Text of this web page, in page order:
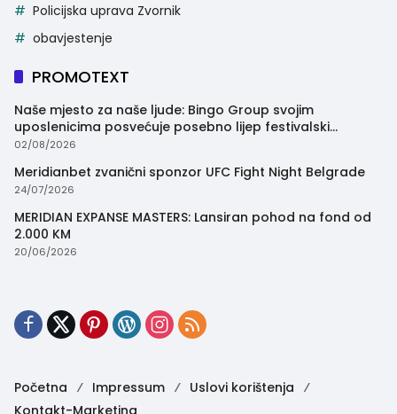
Policijska uprava Zvornik
obavjestenje
PROMOTEXT
Naše mjesto za naše ljude: Bingo Group svojim
uposlenicima posvećuje posebno lijep festivalski
trenutak
02/08/2026
Meridianbet zvanični sponzor UFC Fight Night Belgrade
24/07/2026
MERIDIAN EXPANSE MASTERS: Lansiran pohod na fond od
2.000 KM
20/06/2026
Početna Impressum
Uslovi korištenja
Kontakt-Marketing